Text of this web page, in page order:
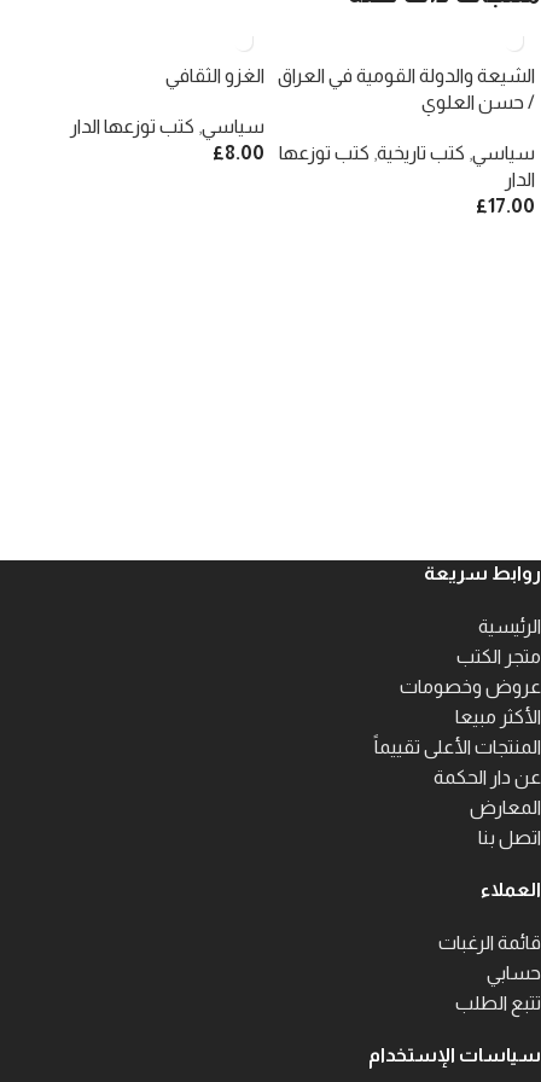
الشيعة والدولة القومية في العراق
/ حسن العلوي
سياسي كتب تاريخية كتب توزعها
الدار
£17.00
الغزو الثقافي
سياسي كتب توزعها الدار
£8.00
روابط سريعة
الرئيسية
متجر الكتب
عروض وخصومات
الأكثر مبيعا
المنتجات الأعلى تقييماً
عن دار الحكمة
المعارض
اتصل بنا
العملاء
قائمة الرغبات
حسابي
تتبع الطلب
سياسات الإستخدام